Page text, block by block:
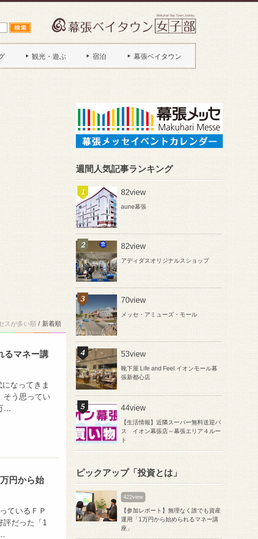
観光・遊ぶ 宿泊 幕張ベイタウン
スが多い順 / 新着順
るマネー講
なってきま
う思ってい
…
円から始
ているＦＰ
評だった「1
週間人気記事ランキング
82view
aune幕張
82view
アディダスオリジナルスショップ
70view
メッセ・アミューズ・モール
53view
靴下屋 Life and Feel イオンモール幕
張新都心店
44view
【生活情報】近隣スーパー無料送迎バ
ス イオン幕張店～幕張エリア４ルー
ト
ピックアップ「投資とは」
422view
【参加レポート】無理なく誰でも資産
運用「1万円から始められるマネー講
座」